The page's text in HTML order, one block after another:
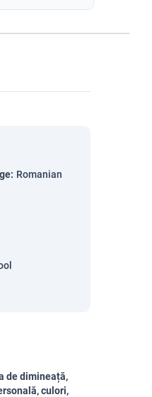
: Romanian
de dimineață,
culori,